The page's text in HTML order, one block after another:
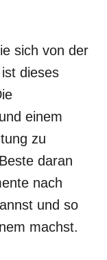
sich von der
dieses
einem
zu
daran
nach
und so
machst.